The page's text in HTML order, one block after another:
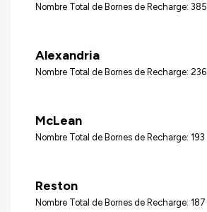
Nombre Total de Bornes de Recharge: 385
Alexandria
Nombre Total de Bornes de Recharge: 236
McLean
Nombre Total de Bornes de Recharge: 193
Reston
Nombre Total de Bornes de Recharge: 187